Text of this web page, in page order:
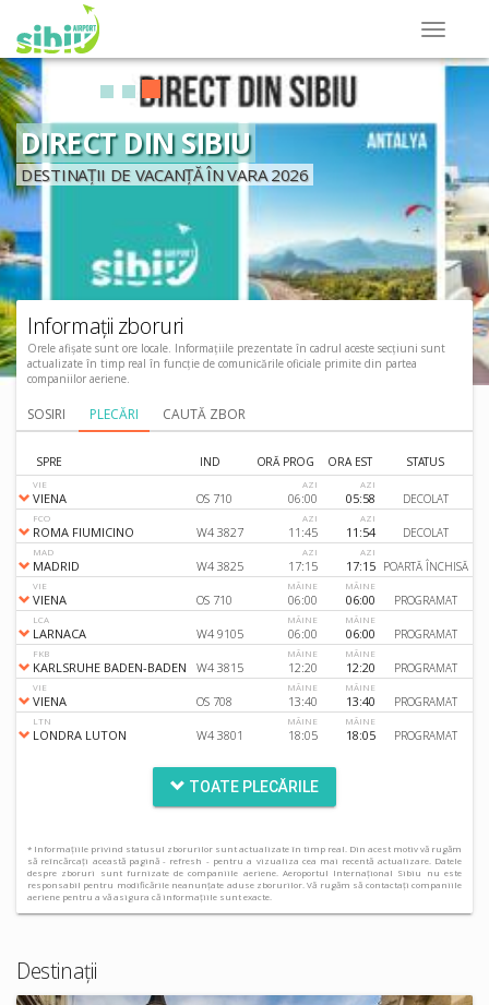
DIRECT DIN SIBIU
DESTINAȚII DE VACANȚĂ ÎN VARA 2026
Informații zboruri
Orele afișate sunt ore locale. Informațiile prezentate în cadrul aceste secțiuni sunt
actualizate în timp real în funcție de comunicările oficiale primite din partea
companiilor aeriene.
SOSIRI PLECĂRI CAUTĂ ZBOR
SPRE IND ORĂ PROG ORA EST STATUS
VIE
VIENA OS 710
AZI
06:00
AZI
05:58 DECOLAT
FCO
ROMA FIUMICINO W4 3827
AZI
11:45
AZI
11:54 DECOLAT
MAD
MADRID W4 3825
AZI
17:15
AZI
17:15 POARTĂ ÎNCHISĂ
VIE
VIENA OS 710
MÂINE
06:00
MÂINE
06:00 PROGRAMAT
LCA
LARNACA W4 9105
MÂINE
06:00
MÂINE
06:00 PROGRAMAT
FKB
KARLSRUHE BADEN-BADEN W4 3815
MÂINE
12:20
MÂINE
12:20 PROGRAMAT
VIE
VIENA OS 708
MÂINE
13:40
MÂINE
13:40 PROGRAMAT
LTN
LONDRA LUTON W4 3801
MÂINE
18:05
MÂINE
18:05 PROGRAMAT
TOATE PLECĂRILE
* Informațiile privind statusul zborurilor sunt actualizate în timp real. Din acest motiv vă rugăm
să reîncărcați această pagină - refresh - pentru a vizualiza cea mai recentă actualizare. Datele
despre zboruri sunt furnizate de companiile aeriene. Aeroportul Internațional Sibiu nu este
responsabil pentru modificările neanunțate aduse zborurilor. Vă rugăm să contactați companiile
aeriene pentru a vă asigura că informațiile sunt exacte.
Destinații